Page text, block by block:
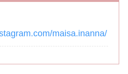
maisa.inanna/